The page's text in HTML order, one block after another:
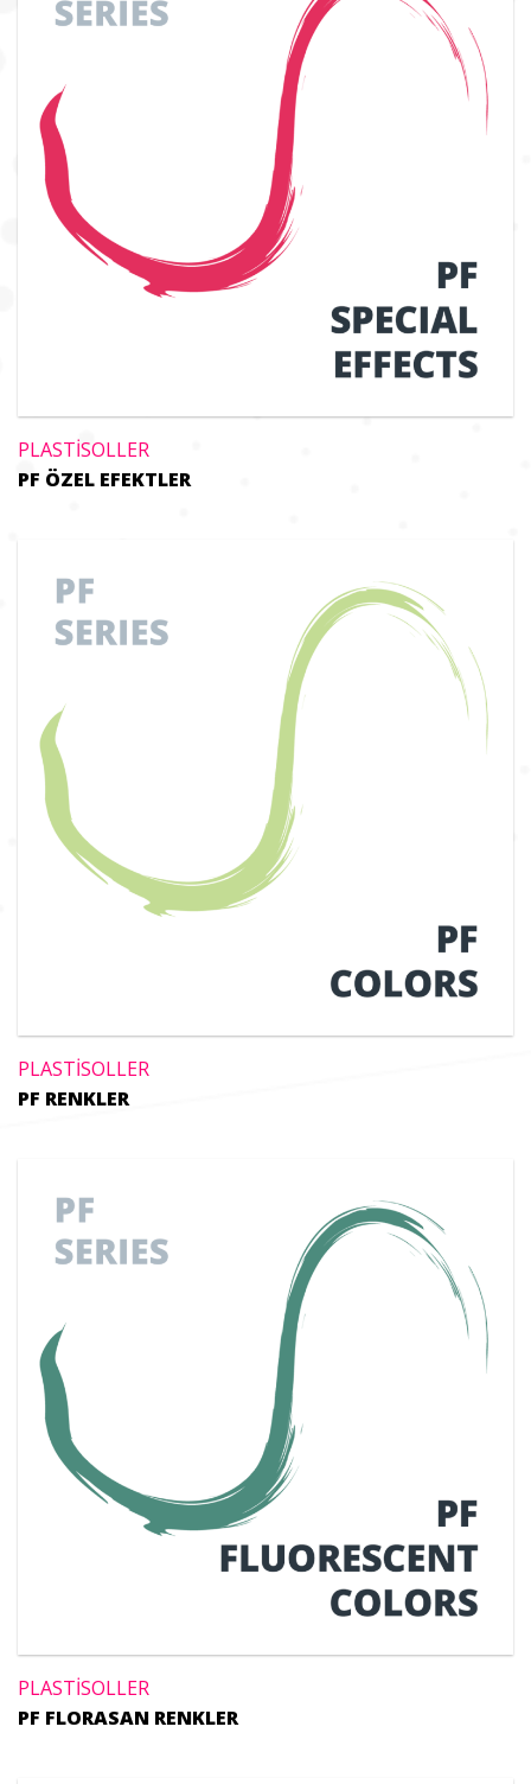
PLASTİSOLLER
PF ÖZEL EFEKTLER
PLASTİSOLLER
PF RENKLER
PLASTİSOLLER
PF FLORASAN RENKLER